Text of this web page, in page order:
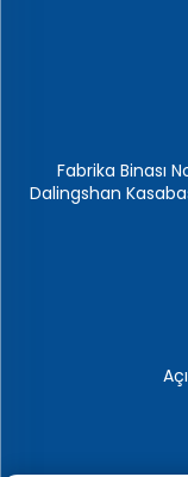
Fabrika Binası
Dalingshan